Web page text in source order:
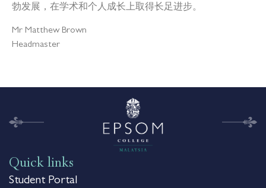
勃发展，在学术和个人成长上取得长足进步。
Mr Matthew Brown
Headmaster
Quick links
Student Portal